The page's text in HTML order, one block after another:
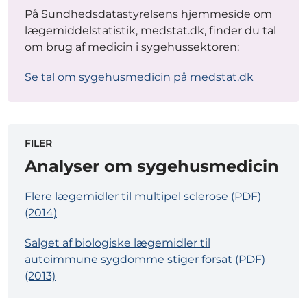
På Sundhedsdatastyrelsens hjemmeside om
lægemiddelstatistik, medstat.dk, finder du tal
om brug af medicin i sygehussektoren:
Se tal om sygehusmedicin på medstat.dk
FILER
Analyser om sygehusmedicin
Flere lægemidler til multipel sclerose (PDF)
(2014)
Salget af biologiske lægemidler til
autoimmune sygdomme stiger forsat (PDF)
(2013)